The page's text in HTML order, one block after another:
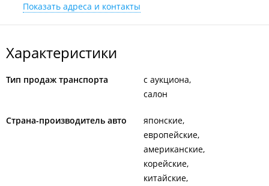
+7 914 076-75-14
Показать адреса и контакты
Характеристики
Тип продаж транспорта
с аукциона
салон
Страна-производитель авто
японские
европейские
американские
корейские
китайские